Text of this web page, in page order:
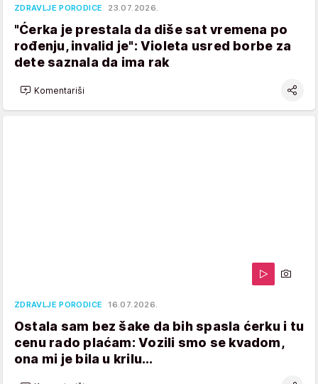
ZDRAVLJE PORODICE 23.07.2026.
"Ćerka je prestala da diše sat vremena po
rođenju, invalid je": Violeta usred borbe za
dete saznala da ima rak
Komentariši
ZDRAVLJE PORODICE 16.07.2026.
Ostala sam bez šake da bih spasla ćerku i tu
cenu rado plaćam: Vozili smo se kvadom,
ona mi je bila u krilu...